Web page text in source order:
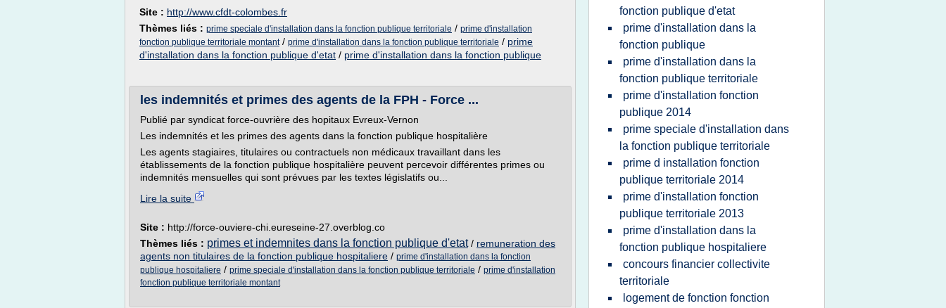
Site : http://www.cfdt-colombes.fr
Thèmes liés : prime speciale d'installation dans la fonction publique territoriale / prime d'installation
fonction publique territoriale montant/ prime d'installation dans la fonction publique territoriale / prime
d'installation dans la fonction publique d'etat / prime d'installation dans la fonction publique
les indemnités et primes des agents de la FPH - Force ...
Publié par syndicat force-ouvrière des hopitaux Evreux-Vernon
Les indemnités et les primes des agents dans la fonction publique hospitalière
Les agents stagiaires, titulaires ou contractuels non médicaux travaillant dans les
établissements de la fonction publique hospitalière peuvent percevoir différentes primes ou
indemnités mensuelles qui sont prévues par les textes législatifs ou...
Lire la suite
Site : http://force-ouviere-chi.eureseine-27.overblog.co
Thèmes liés : primes et indemnites dans la fonction publique d'etat/ remuneration des
agents non titulaires de la fonction publique hospitaliere / prime d'installation dans la fonction
publique hospitaliere / prime speciale d'installation dans la fonction publique territoriale / prime d'installation
fonction publique territoriale montant
fonction publique d'etat
prime d'installation dans la
fonction publique
prime d'installation dans la
fonction publique territoriale
prime d'installation fonction
publique 2014
prime speciale d'installation dans
la fonction publique territoriale
prime d installation fonction
publique territoriale 2014
prime d'installation fonction
publique territoriale 2013
prime d'installation dans la
fonction publique hospitaliere
concours financier collectivite
territoriale
logement de fonction fonction